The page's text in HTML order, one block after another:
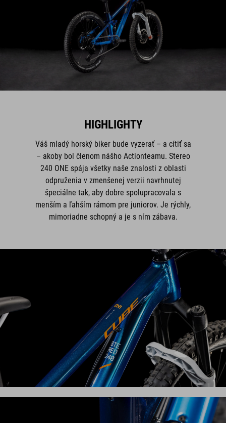
HIGHLIGHTY
Váš mladý horský biker bude vyzerať – a cítiť sa
– akoby bol členom nášho Actionteamu. Stereo
240 ONE spája všetky naše znalosti z oblasti
odpruženia v zmenšenej verzii navrhnutej
špeciálne tak, aby dobre spolupracovala s
menším a ľahším rámom pre juniorov. Je rýchly,
mimoriadne schopný a je s ním zábava.